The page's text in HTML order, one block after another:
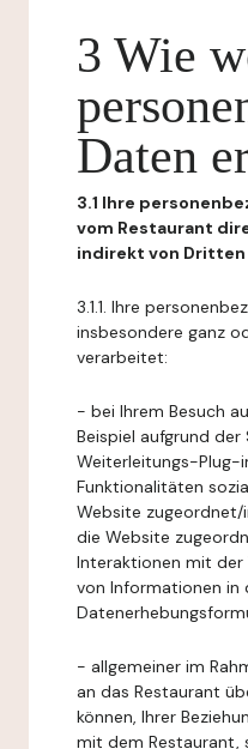
3 Wie
Daten
3.1 Ihre
vom Restaurant
indirekt von Dritten
3.1.1. Ihre
insbesondere ganz
verarbeitet:
- bei Ihrem Besuch
Beispiel aufgrund
Weiterleitungs-Plug-
Funktionalitäten
Website
die Website
Interaktionen mit der
von Informationen in
- allgemeiner im
an das Restaurant
können, Ihrer
mit dem Restaurant,